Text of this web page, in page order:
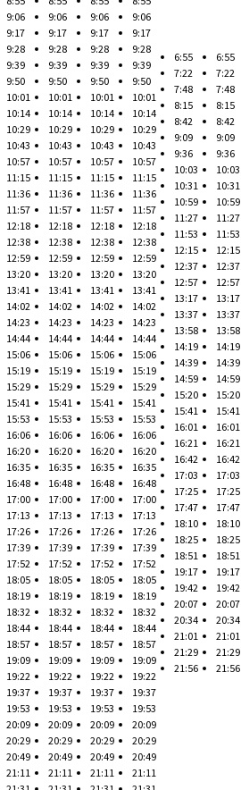
9:06
9:17
9:28
9:39
9:50
10:01
10:14
10:29
10:43
10:57
11:15
11:36
11:57
12:18
12:38
12:59
13:20
13:41
14:02
14:23
14:44
15:06
15:19
15:29
15:41
15:53
16:06
16:20
16:35
16:48
17:00
17:13
17:26
17:39
17:52
18:05
18:19
18:32
18:44
18:57
19:09
19:22
19:37
19:53
20:09
20:29
20:49
21:11
9:06
9:17
9:28
9:39
9:50
10:01
10:14
10:29
10:43
10:57
11:15
11:36
11:57
12:18
12:38
12:59
13:20
13:41
14:02
14:23
14:44
15:06
15:19
15:29
15:41
15:53
16:06
16:20
16:35
16:48
17:00
17:13
17:26
17:39
17:52
18:05
18:19
18:32
18:44
18:57
19:09
19:22
19:37
19:53
20:09
20:29
20:49
21:11
9:06
9:17
9:28
9:39
9:50
10:01
10:14
10:29
10:43
10:57
11:15
11:36
11:57
12:18
12:38
12:59
13:20
13:41
14:02
14:23
14:44
15:06
15:19
15:29
15:41
15:53
16:06
16:20
16:35
16:48
17:00
17:13
17:26
17:39
17:52
18:05
18:19
18:32
18:44
18:57
19:09
19:22
19:37
19:53
20:09
20:29
20:49
21:11
9:06
9:17
9:28
9:39
9:50
10:01
10:14
10:29
10:43
10:57
11:15
11:36
11:57
12:18
12:38
12:59
13:20
13:41
14:02
14:23
14:44
15:06
15:19
15:29
15:41
15:53
16:06
16:20
16:35
16:48
17:00
17:13
17:26
17:39
17:52
18:05
18:19
18:32
18:44
18:57
19:09
19:22
19:37
19:53
20:09
20:29
20:49
21:11
6:55
7:22
7:48
8:15
8:42
9:09
9:36
10:03
10:31
10:59
11:27
11:53
12:15
12:37
12:57
13:17
13:37
13:58
14:19
14:39
14:59
15:20
15:41
16:01
16:21
16:42
17:03
17:25
17:47
18:10
18:25
18:51
19:17
19:42
20:07
20:34
21:01
21:29
21:56
6:55
7:22
7:48
8:15
8:42
9:09
9:36
10:03
10:31
10:59
11:27
11:53
12:15
12:37
12:57
13:17
13:37
13:58
14:19
14:39
14:59
15:20
15:41
16:01
16:21
16:42
17:03
17:25
17:47
18:10
18:25
18:51
19:17
19:42
20:07
20:34
21:01
21:29
21:56